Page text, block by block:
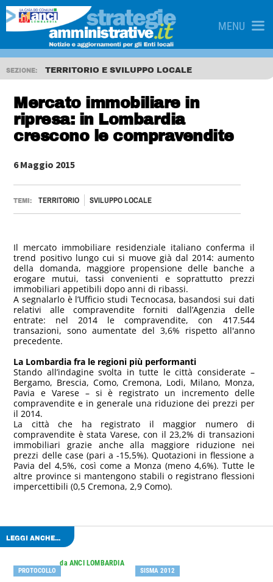
MENU
SEZIONE: TERRITORIO E SVILUPPO LOCALE
Mercato immobiliare in
ripresa: in Lombardia
crescono le compravendite
6 Maggio 2015
TEMI: TERRITORIO SVILUPPO LOCALE
Il mercato immobiliare residenziale italiano conferma il
trend positivo lungo cui si muove già dal 2014: aumento
della domanda, maggiore propensione delle banche a
erogare mutui, tassi convenienti e soprattutto prezzi
immobiliari appetibili dopo anni di ribassi.
A segnalarlo è l’Ufficio studi Tecnocasa, basandosi sui dati
relativi alle compravendite forniti dall’Agenzia delle
entrate: nel 2014 le compravendite, con 417.544
transazioni, sono aumentate del 3,6% rispetto all'anno
precedente.
La Lombardia fra le regioni più performanti
Stando all’indagine svolta in tutte le città considerate –
Bergamo, Brescia, Como, Cremona, Lodi, Milano, Monza,
Pavia e Varese – si è registrato un incremento delle
compravendite e in generale una riduzione dei prezzi per
il 2014.
La città che ha registrato il maggior numero di
compravendite è stata Varese, con il 23,2% di transazioni
immobiliari grazie anche alla maggiore riduzione nei
prezzi delle case (pari a -15,5%). Quotazioni in flessione a
Pavia del 4,5%, così come a Monza (meno 4,6%). Tutte le
altre province si mantengono stabili o registrano flessioni
impercettibili (0,5 Cremona, 2,9 Como).
LEGGI ANCHE...
da ANCI LOMBARDIA
PROTOCOLLO SISMA 2012